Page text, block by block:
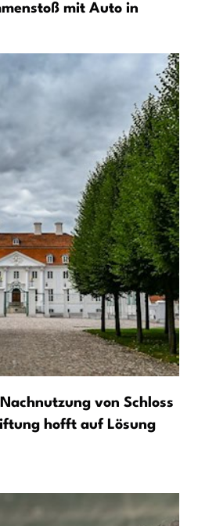
mit Auto in
von Schloss
hofft auf Lösung